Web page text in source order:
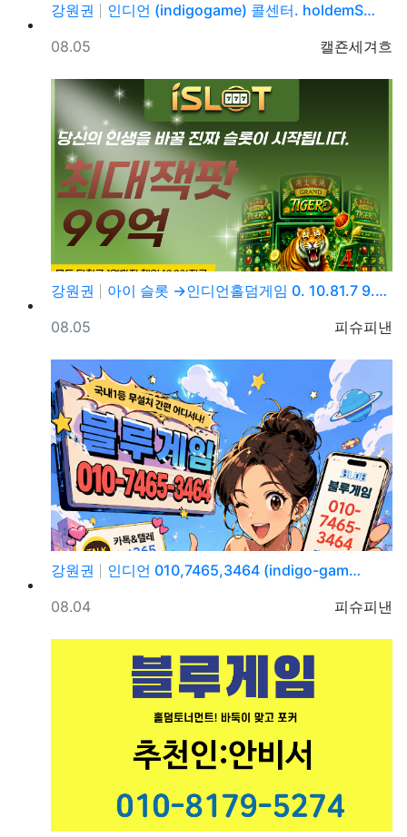
강원권
인디언 (indigogame) 콜센터. holdemS…
등록자
캘죤세겨흐
등록일
08.05
강원권
아이 슬롯 →인디언홀덤게임 0. 10.81.7 9.→5…
등록자
피슈피낸
등록일
08.05
강원권
인디언 010,7465,3464 (indigo-gam…
등록자
피슈피낸
등록일
08.04